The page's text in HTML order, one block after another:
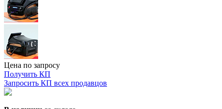
Цена по запросу
Получить КП
Запросить КП всех продавцов